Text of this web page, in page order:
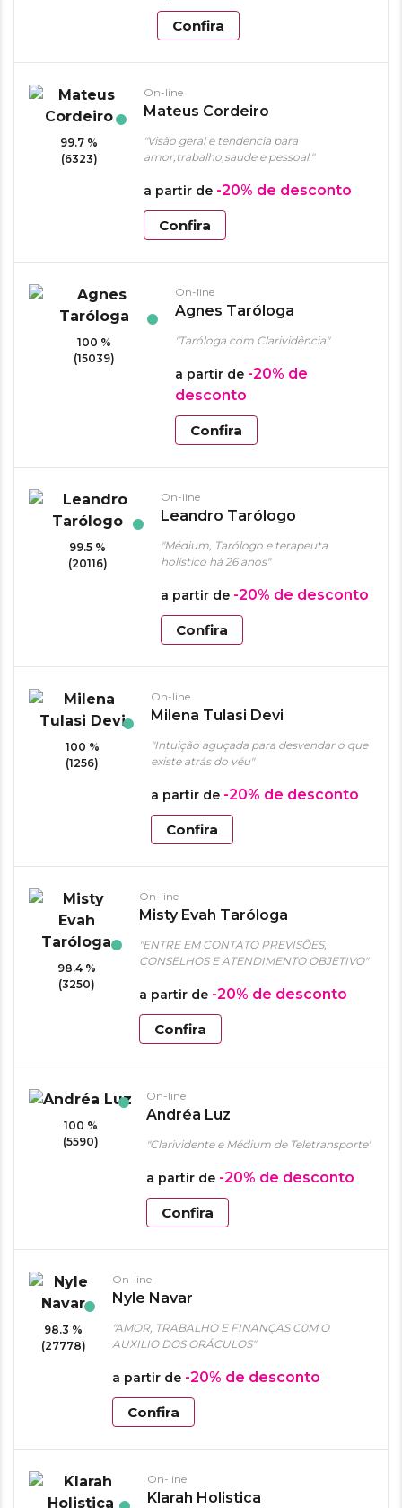
Confira
99.7 %
(6323)
On-line
Mateus Cordeiro
"Visão geral e tendencia para
amor,trabalho,saude e pessoal."
a partir de -20% de desconto
Confira
100 %
(15039)
On-line
Agnes Taróloga
"Taróloga com Clarividência"
a partir de -20% de
desconto
Confira
99.5 %
(20116)
On-line
Leandro Tarólogo
"Médium, Tarólogo e terapeuta
holístico há 26 anos"
a partir de -20% de desconto
Confira
100 %
(1256)
On-line
Milena Tulasi Devi
"Intuição aguçada para desvendar o que
existe atrás do véu"
a partir de -20% de desconto
Confira
98.4 %
(3250)
On-line
Misty Evah Taróloga
"ENTRE EM CONTATO PREVISÕES,
CONSELHOS E ATENDIMENTO OBJETIVO"
a partir de -20% de desconto
Confira
100 %
(5590)
On-line
Andréa Luz
"Clarividente e Médium de Teletransporte"
a partir de -20% de desconto
Confira
98.3 %
(27778)
On-line
Nyle Navar
"AMOR, TRABALHO E FINANÇAS C0M O
AUXILIO DOS ORÁCULOS"
a partir de -20% de desconto
Confira
On-line
Klarah Holistica